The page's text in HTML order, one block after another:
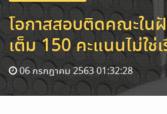
โอกาสสอบติดคณะใน
เต็ม 150 คะแนนไม่ใช่
06 กรกฎาคม 2563 01:32:28